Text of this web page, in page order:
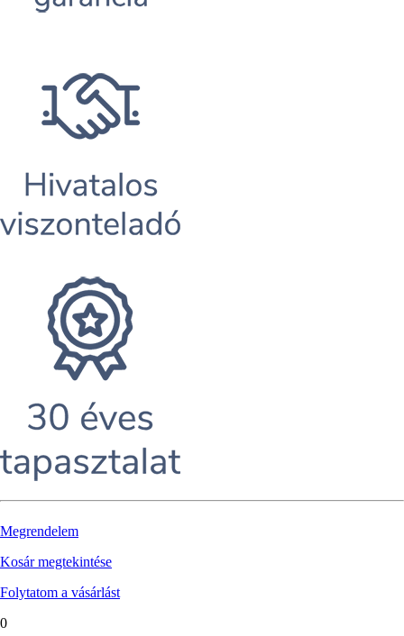
Megrendelem
Kosár megtekintése
Folytatom a vásárlást
0